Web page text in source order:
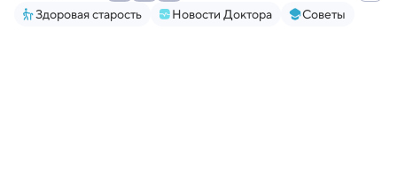
Здоровая старость Новости Доктора Советы